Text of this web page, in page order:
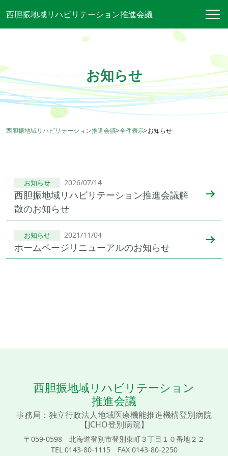
西胆振地域リハビリテーション推進会議
お知らせ
西胆振地域リハビリテーション推進会議>全件表示>お知らせ
お知らせ 2026/07/14
西胆振地域リハビリテーション推進会議解
散のお知らせ
お知らせ 2021/11/04
ホームページリニューアルのお知らせ
西胆振地域リハビリテーション
推進会議
事務局：独立行政法人地域医療機能推進機構登別病院
【JCHO登別病院】
〒059-0598 北海道登別市登別東町３丁目１０番地２２
TEL 0143-80-1115 FAX 0143-80-2250